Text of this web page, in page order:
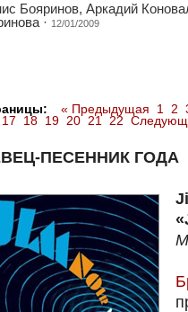
Бояринов, Аркадий
· 12/01/2009
« Предыдущая 1 2
17 18 19 20 21 22
ПЕСЕННИК ГОДА